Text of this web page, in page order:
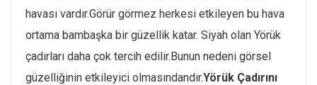
havası vardır.Görür görmez herkesi etkileyen bu hava
ortama bambaşka bir güzellik katar. Siyah olan Yörük
çadırları daha çok tercih edilir.Bunun nedeni görsel
güzelliğinin etkileyici olmasındandır.Yörük Çadırını